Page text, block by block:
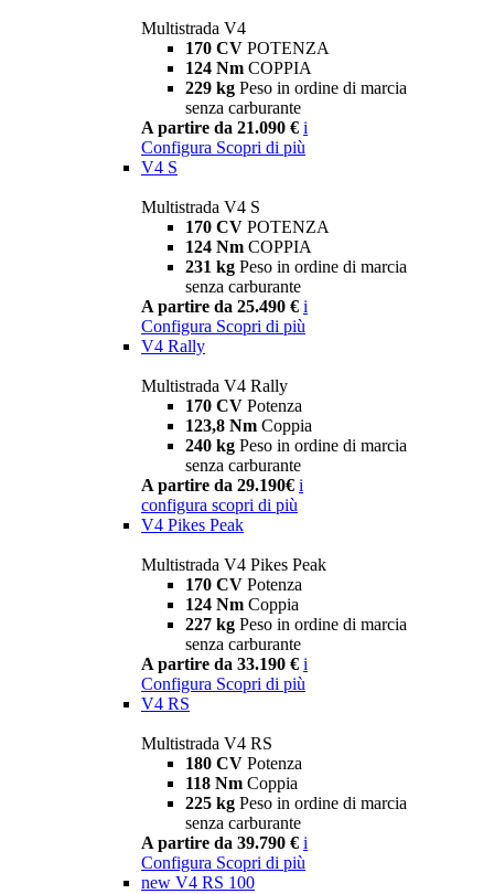
Multistrada V4
170 CV POTENZA
124 Nm COPPIA
229 kg Peso in ordine di marcia
senza carburante
A partire da 21.090 € i
Configura Scopri di più
V4 S
Multistrada V4 S
170 CV POTENZA
124 Nm COPPIA
231 kg Peso in ordine di marcia
senza carburante
A partire da 25.490 € i
Configura Scopri di più
V4 Rally
Multistrada V4 Rally
170 CV Potenza
123,8 Nm Coppia
240 kg Peso in ordine di marcia
senza carburante
A partire da 29.190€ i
configura scopri di più
V4 Pikes Peak
Multistrada V4 Pikes Peak
170 CV Potenza
124 Nm Coppia
227 kg Peso in ordine di marcia
senza carburante
A partire da 33.190 € i
Configura Scopri di più
V4 RS
Multistrada V4 RS
180 CV Potenza
118 Nm Coppia
225 kg Peso in ordine di marcia
senza carburante
A partire da 39.790 € i
Configura Scopri di più
new V4 RS 100